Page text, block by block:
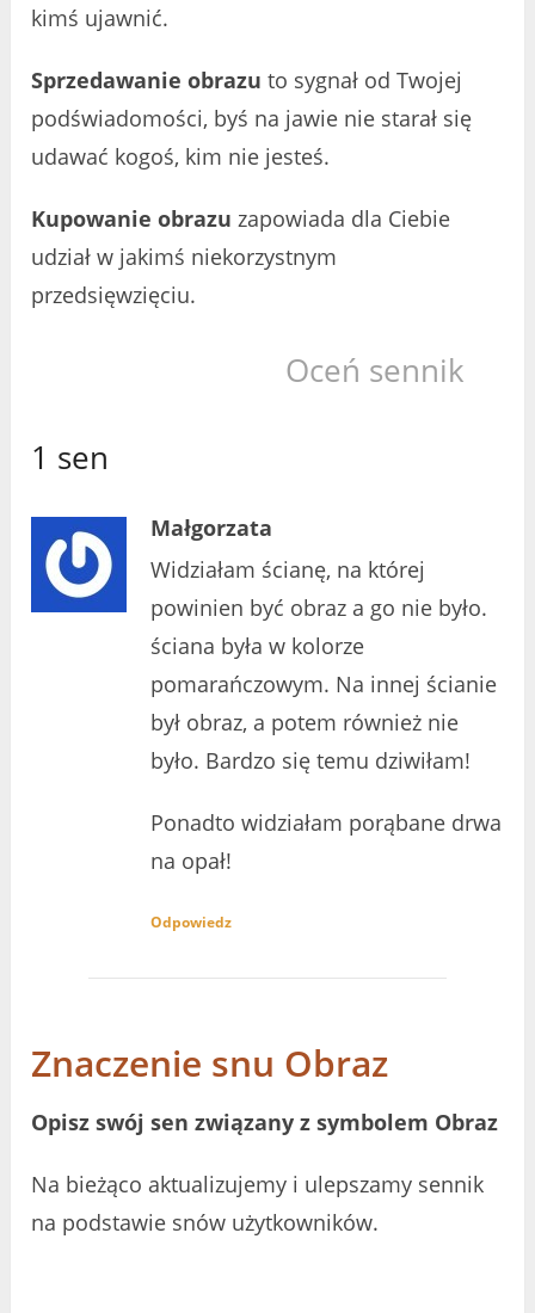
kimś ujawnić.
Sprzedawanie obrazu to sygnał od Twojej
podświadomości, byś na jawie nie starał się
udawać kogoś, kim nie jesteś.
Kupowanie obrazu zapowiada dla Ciebie
udział w jakimś niekorzystnym
przedsięwzięciu.
Oceń sennik
1 sen
Małgorzata
Widziałam ścianę, na której
powinien być obraz a go nie było.
ściana była w kolorze
pomarańczowym. Na innej ścianie
był obraz, a potem również nie
było. Bardzo się temu dziwiłam!
Ponadto widziałam porąbane drwa
na opał!
Odpowiedz
Znaczenie snu Obraz
Opisz swój sen związany z symbolem Obraz
Na bieżąco aktualizujemy i ulepszamy sennik
na podstawie snów użytkowników.